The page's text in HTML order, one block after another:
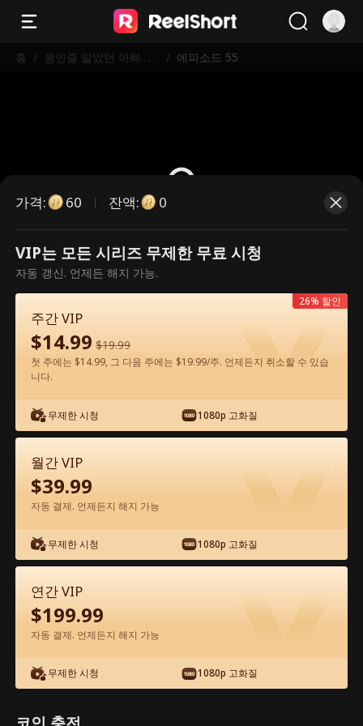
홈 / 꽝인줄 알았던 아빠가
/ 에피소드 55
유료 에피소드입니다. 시청하시려면
잠금을 해제해 주세요.
에피소드 55 - 꽝인줄 알았던 아빠가 알고
보니 세계 최강 거물?! 전체 영화
0-49 50-72 모든 에피소드
55
가격: 60 잔액: 0
VIP는 모든 시리즈 무제한 무료 시청
자동 갱신. 언제든 해지 가능.
주간 VIP
$14.99 $19.99
첫 주에는 $14.99, 그 다음 주에는 $19.99/주. 언제든지 취소할 수 있습
니다.
무제한 시청 1080p 고화질
26% 할인
월간 VIP
$39.99
자동 결제. 언제든지 해지 가능
무제한 시청 1080p 고화질
연간 VIP
$199.99
자동 결제. 언제든지 해지 가능
무제한 시청 1080p 고화질